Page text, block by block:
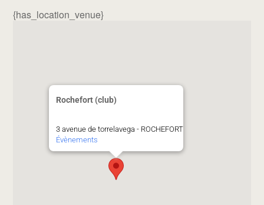
{has_location_venue}
Rochefort (club)
3 avenue de torrelavega - ROCHEFORT
Évènements